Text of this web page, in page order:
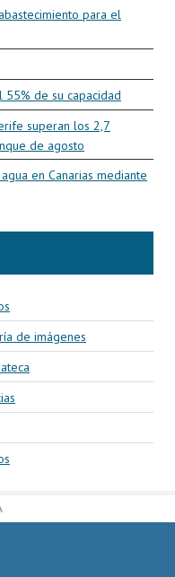
para el
55% de su capacidad
superan los 2,7
de agosto
en Canarias mediante
de imágenes